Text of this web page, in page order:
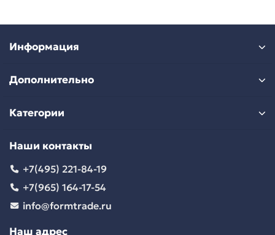
Информация
Дополнительно
Категории
Наши контакты
+7(495) 221-84-19
+7(965) 164-17-54
info@formtrade.ru
Наш адрес